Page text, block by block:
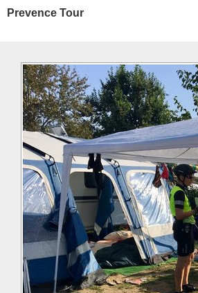
Prevence Tour